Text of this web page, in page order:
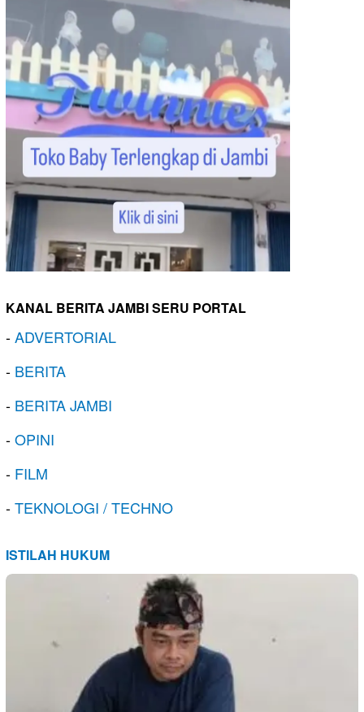
KANAL BERITA JAMBI SERU PORTAL
-ADVERTORIAL
- BERITA
- BERITA JAMBI
-OPINI
- FILM
-TEKNOLOGI / TECHNO
ISTILAH HUKUM